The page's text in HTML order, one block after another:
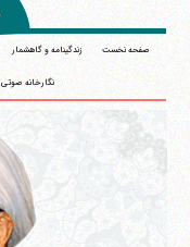
صفحه نخست زندگینامه و گاهشمار
نگارخانه صوتی